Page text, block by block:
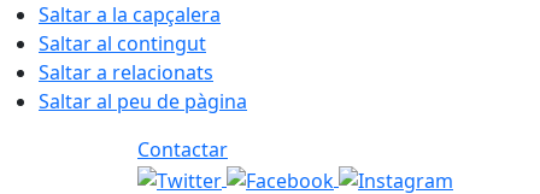
Saltar a la capçalera
Saltar al contingut
Saltar a relacionats
Saltar al peu de pàgina
Contactar